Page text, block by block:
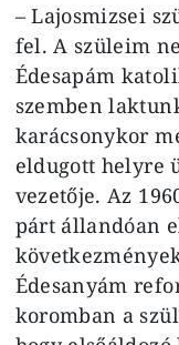
– Lajosmizsei
fel. A szüleim
Édesapám
szemben
karácsonykor
eldugott helyre
vezetője. Az
párt állandóan
Édesanyám
koromban a